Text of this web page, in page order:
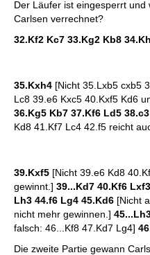
Der Läufer ist eingesperrt
Carlsen verrechnet?
32.Kf2 Kc7 33.Kg2 Kb8
35.Kxh4 [Nicht 35.Lxb5 cxb5
Lc8 39.e6 Kxc5 40.Kxf5 Kd6
36.Kg5 Kb7 37.Kf6 Ld5 38.c3
Kd8 41.Kf7 Lc4 42.f5 reicht
39.Kxf5 [Nicht 39.e6 Kd8
gewinnt.] 39...Kd7 40.Kf6
Lh3 44.f6 Lg4 45.Kd6 [Nicht
nicht mehr gewinnen.]
falsch: 46...Kf8 47.Kd7 Lg4]
Die zweite Partie gewann